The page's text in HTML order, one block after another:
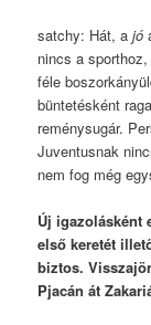
satchy: Hát, ajó
nincs a
féle
büntetésként
reménysugár.
Juventusnak
nem fog még
Új igazolásként
első keretét
biztos.
Pjacán át